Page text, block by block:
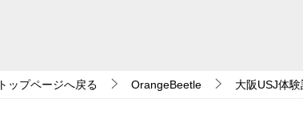
トップページへ戻る OrangeBeetle 大阪USJ体